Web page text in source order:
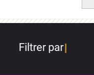
Filtrer par